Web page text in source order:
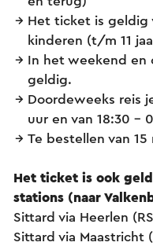
Het ticket is geldig
kinderen (t/m 11
In het weekend en
geldig.
Doordeweeks reis
uur en van 18:30 -
Te bestellen van
Het ticket is ook
stations (naar
Sittard via Heerlen
Sittard via Maastricht